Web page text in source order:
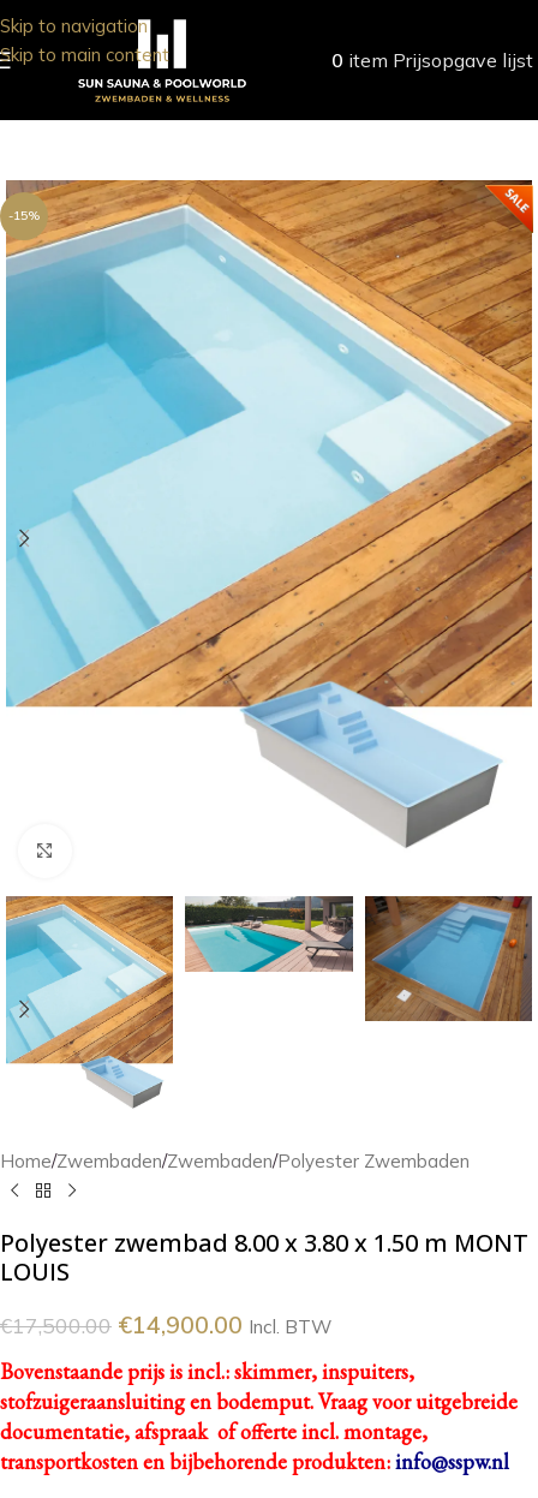
Skip to navigation
Skip to main content
0 item Prijsopgave lijst
-15%
Home/Zwembaden/Zwembaden/Polyester Zwembaden
Polyester zwembad 8.00 x 3.80 x 1.50 m MONT
LOUIS
€17,500.00 €14,900.00 Incl. BTW
Bovenstaande prijs is incl.: skimmer, inspuiters,
stofzuigeraansluiting en bodemput.Vraag voor uitgebreide
documentatie, afspraak of offerte incl. montage,
transportkosten en bijbehorende produkten:info@sspw.nl